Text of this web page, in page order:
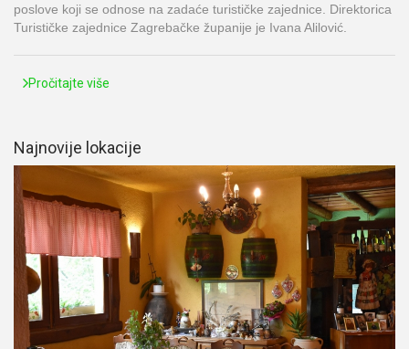
poslove koji se odnose na zadaće turističke zajednice. Direktorica
Turističke zajednice Zagrebačke županije je Ivana Alilović.
Pročitajte više
Najnovije lokacije